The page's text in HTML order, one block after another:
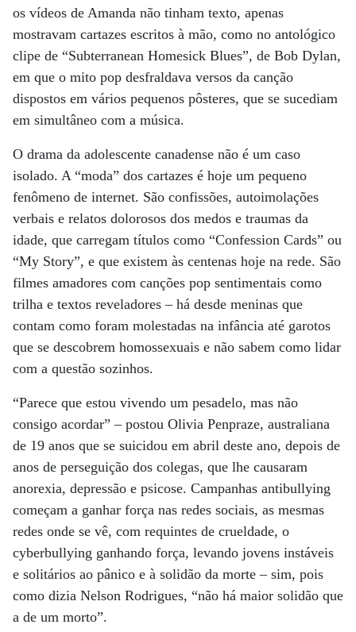
os vídeos de Amanda não tinham texto, apenas
mostravam cartazes escritos à mão, como no antológico
clipe de “Subterranean Homesick Blues”, de Bob Dylan,
em que o mito pop desfraldava versos da canção
dispostos em vários pequenos pôsteres, que se sucediam
em simultâneo com a música.
O drama da adolescente canadense não é um caso
isolado. A “moda” dos cartazes é hoje um pequeno
fenômeno de internet. São confissões, autoimolações
verbais e relatos dolorosos dos medos e traumas da
idade, que carregam títulos como “Confession Cards” ou
“My Story”, e que existem às centenas hoje na rede. São
filmes amadores com canções pop sentimentais como
trilha e textos reveladores – há desde meninas que
contam como foram molestadas na infância até garotos
que se descobrem homossexuais e não sabem como lidar
com a questão sozinhos.
“Parece que estou vivendo um pesadelo, mas não
consigo acordar” – postou Olivia Penpraze, australiana
de 19 anos que se suicidou em abril deste ano, depois de
anos de perseguição dos colegas, que lhe causaram
anorexia, depressão e psicose. Campanhas antibullying
começam a ganhar força nas redes sociais, as mesmas
redes onde se vê, com requintes de crueldade, o
cyberbullying ganhando força, levando jovens instáveis
e solitários ao pânico e à solidão da morte – sim, pois
como dizia Nelson Rodrigues, “não há maior solidão que
a de um morto”.